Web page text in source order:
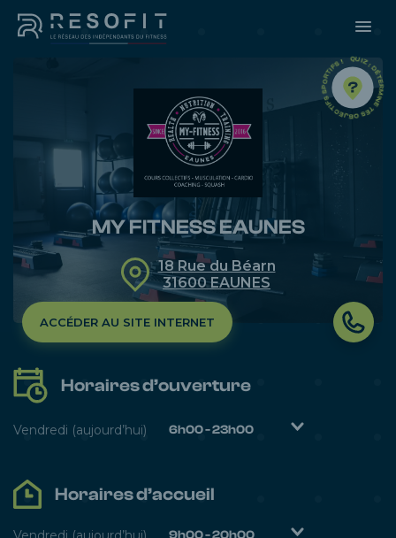
MY FITNESS EAUNES
18 Rue du Béarn
31600 EAUNES
ACCÉDER AU SITE INTERNET
QUIZ : DÉTERMINE TES OBJECTIFS SPORTIFS ! -
Horaires d’ouverture
Vendredi (aujourd’hui) 6h00 - 23h00
Mardi 6h00 - 23h00
Horaires d’accueil